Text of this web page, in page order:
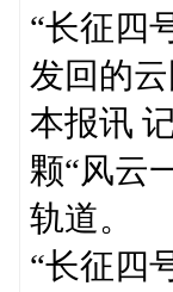
“长征四
发回的
本报讯
颗“风云
轨道。
“长征四